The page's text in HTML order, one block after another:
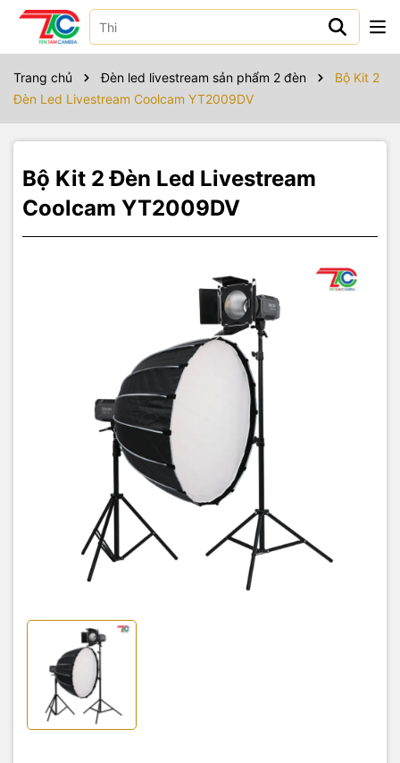
Trang chủ Đèn led livestream sản phẩm 2 đèn
Bộ Kit 2
Đèn Led Livestream Coolcam YT2009DV
Bộ Kit 2 Đèn Led Livestream
Coolcam YT2009DV
Sản phẩm bao gồm
Coolcam 250X x 2
Chân đèn KS380